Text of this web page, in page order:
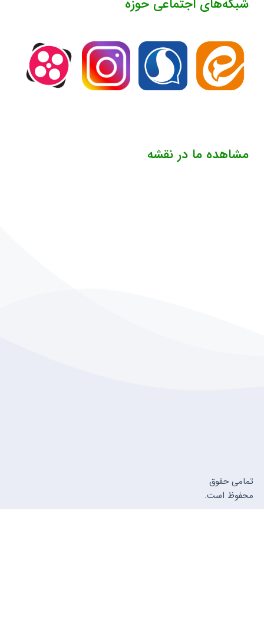
شبکه‌های اجتماعی حوزه
مشاهده ما در نقشه
تمامی حقوق
محفوظ است.